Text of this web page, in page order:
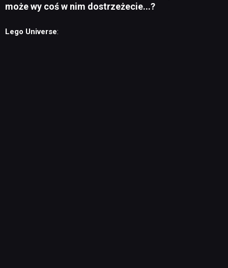
może wy coś w nim dostrzeżecie...?
Lego Universe: